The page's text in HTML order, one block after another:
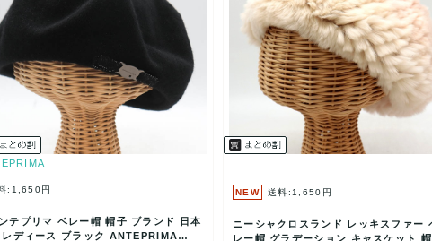
:1,650円
テプリマ ベレー帽 帽子 ブランド 日本
レディース ブラック ANTEPRIMA
NEW 送料:1,650円
ニーシャクロスランド レッキスファー
レー帽 グラデーション キャスケット 帽